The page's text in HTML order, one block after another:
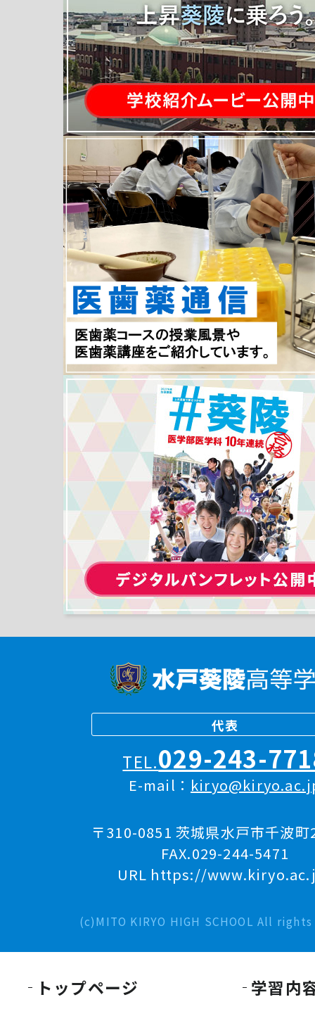
代表
TEL.029-243-
E-mail：
〒310-0851 茨城県水戸市千波
FAX.029-244-5471
URL https://
(c)MITO KIRYO HIGH SCHOOL All
トップページ
学習内